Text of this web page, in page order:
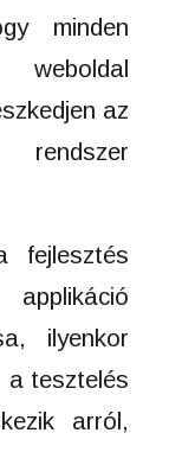
minden
az
fejlesztés
ilyenkor
a tesztelés
arról,